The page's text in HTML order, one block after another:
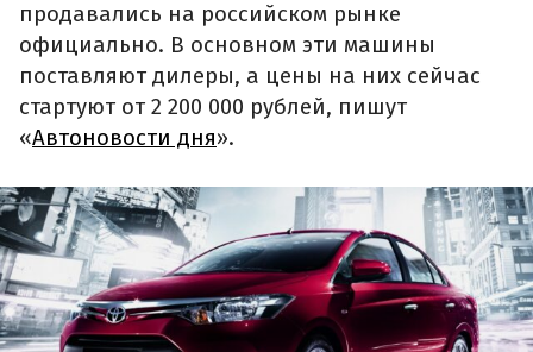
продавались на российском рынке
официально. В основном эти машины
поставляют дилеры, а цены на них сейчас
стартуют от 2 200 000 рублей, пишут
«Автоновости дня».